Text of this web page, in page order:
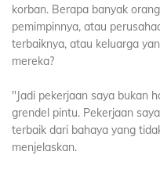
korban. Berapa banyak
pemimpinnya, atau
terbaiknya, atau keluarga
mereka?
"Jadi pekerjaan saya bukan
grendel pintu. Pekerjaan
terbaik dari bahaya yang
menjelaskan.